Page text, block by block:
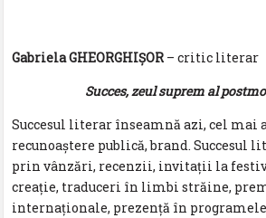
Gabriela GHEORGHIȘOR – critic literar
Succes, zeul suprem al
Succesul literar înseamnă azi, cel mai
recunoaștere publică, brand. Succesul
prin vânzări, recenzii, invitații la
creație, traduceri în limbi străine,
internaționale, prezență în programele